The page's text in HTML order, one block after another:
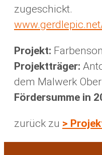
zugeschickt.
Projekt:
Projektträger:
dem Malwerk
Fördersumme in
zurück zu >